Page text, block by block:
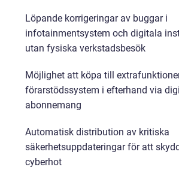
Löpande korrigeringar av buggar i
infotainmentsystem och digitala
utan fysiska verkstadsbesök
Möjlighet att köpa till
förarstödssystem i efterhand via
abonnemang
Automatisk distribution av kritiska
säkerhetsuppdateringar för att
cyberhot